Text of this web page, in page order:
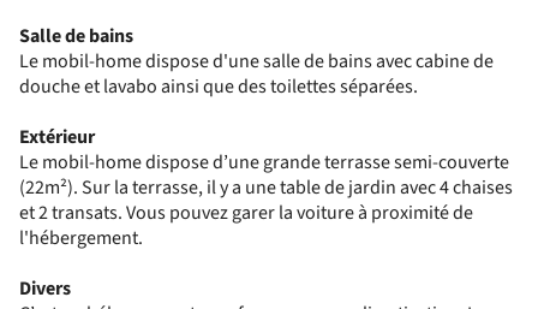
Salle de bains
Le mobil-home dispose d'une salle de bains avec cabine de
douche et lavabo ainsi que des toilettes séparées.
Extérieur
Le mobil-home dispose d’une grande terrasse semi-couverte
(22m²). Sur la terrasse, il y a une table de jardin avec 4 chaises
et 2 transats. Vous pouvez garer la voiture à proximité de
l'hébergement.
Divers